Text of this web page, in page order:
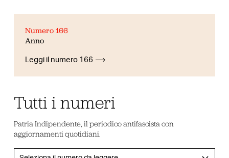
Numero 166
Anno
Leggi il numero 166
Tutti i numeri
Patria Indipendente, il periodico antifascista con
aggiornamenti quotidiani.